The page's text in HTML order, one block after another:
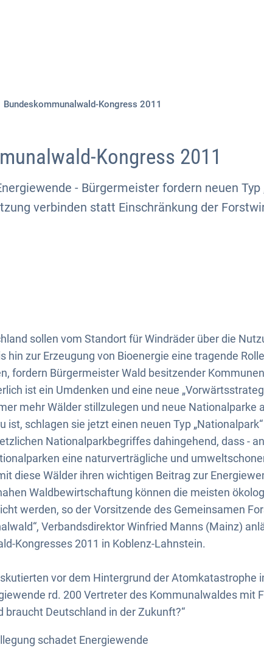
Bundeskommunalwald-Kongress 2011
Kongress 2011
- Bürgermeister fordern neuen Typ
verbinden statt Einschränkung der
sollen vom Standort für Windräder über die
hin zur Erzeugung von Bioenergie eine tragende
fordern Bürgermeister Wald besitzender
ist ein Umdenken und eine neue
mehr Wälder stillzulegen und neue Nationalparke
ist, schlagen sie jetzt einen neuen Typ
Nationalparkbegriffes dahingehend, dass -
eine naturverträgliche und
diese Wälder ihren wichtigen Beitrag zur
Waldbewirtschaftung können die meisten
werden, so der Vorsitzende des Gemeinsamen
Verbandsdirektor Winfried Manns (Mainz)
Kongresses 2011 in Koblenz-Lahnstein.
vor dem Hintergrund der Atomkatastrophe
rd. 200 Vertreter des Kommunalwaldes mit
braucht Deutschland in der Zukunft?“
schadet Energiewende